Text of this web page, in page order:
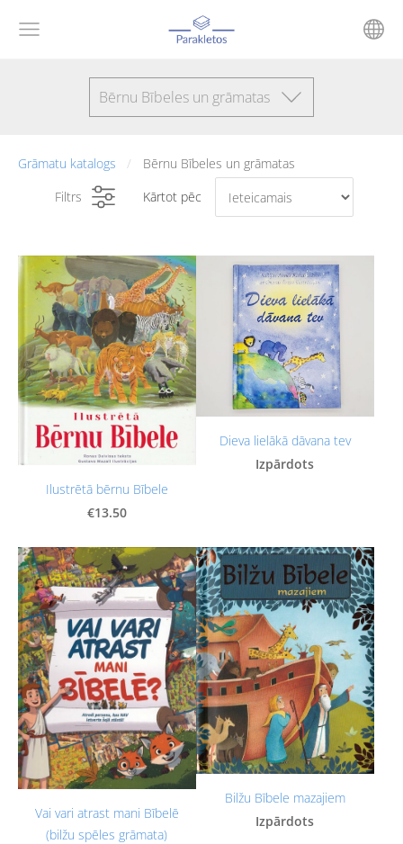
Bērnu Bībeles un grāmatas
Grāmatu katalogs
Bērnu Bībeles un grāmatas
Filtrs
Kārtot pēc
Ilustrētā bērnu Bībele
€13.50
Dieva lielākā dāvana tev
Izpārdots
Vai vari atrast mani Bībelē
(bilžu spēles grāmata)
Bilžu Bībele mazajiem
Izpārdots